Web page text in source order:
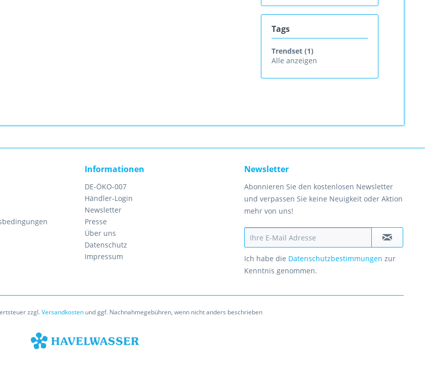
Tags
Trendset (1)
Alle anzeigen
Informationen
DE-ÖKO-007
Händler-Login
Newsletter
Presse
Über uns
Datenschutz
Impressum
Newsletter
Abonnieren Sie den kostenlosen Newsletter
und verpassen Sie keine Neuigkeit oder Aktion
mehr von uns!
Ich habe die Datenschutzbestimmungen zur
Kenntnis genommen.
zzgl.Versandkostenund ggf. Nachnahmegebühren, wenn nicht anders beschrieben